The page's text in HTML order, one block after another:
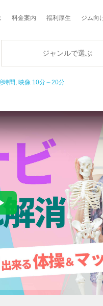
料金案内 福利厚生 ジム向
ジャンルで選ぶ
時間, 映像 10分～20分